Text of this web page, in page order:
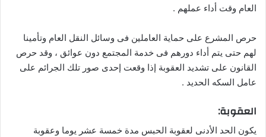
العام وقت أداء عملهم .
حرص المشرع على حماية العاملين فى وسائل النقل العام وتأمينا
لهم حتى يتم أداء دورهم فى خدمة المجتمع دون عوائق ، وقد حرص
القانون على تشديد العقوبة إذا وقعت إحدى صور تلك الجرائم على
عامل السكه الحديد .
العقوبة:
يكون الحد الأدنى لعقوبة الحبس مدة خمسة عشر يوما وعقوبة